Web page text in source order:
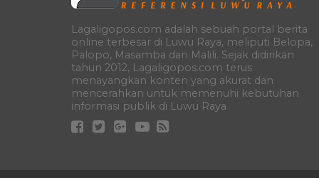
Lagaligopos.com adalah sebuah portal berita
online terbesar di Luwu Raya, meliputi Belopa,
Palopo, Masamba dan Malili. Sejak didirikan
tahun 2012, Lagaligopos.com terus
menayangkan konten yang akurat dan
mencerahkan untuk memenuhi kebutuhan
informasi publik di Luwu Raya